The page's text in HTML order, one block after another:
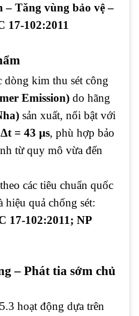
– Tăng vùng bảo vệ –
17-102:2011
dòng kim thu sét công
Emission) do hãng
sản xuất, nổi bật với
= 43 µs, phù hợp bảo
từ quy mô vừa đến
các tiêu chuẩn quốc
hiệu quả chống sét:
17-102:2011; NP
– Phát tia sớm chủ
hoạt động dựa trên